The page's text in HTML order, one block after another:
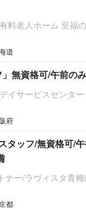
料老人ホーム 至福
道
」無資格可/午前の
イサービスセンタ
府
タッフ/無資格可/
ナー/ラヴィスタ青梅
都